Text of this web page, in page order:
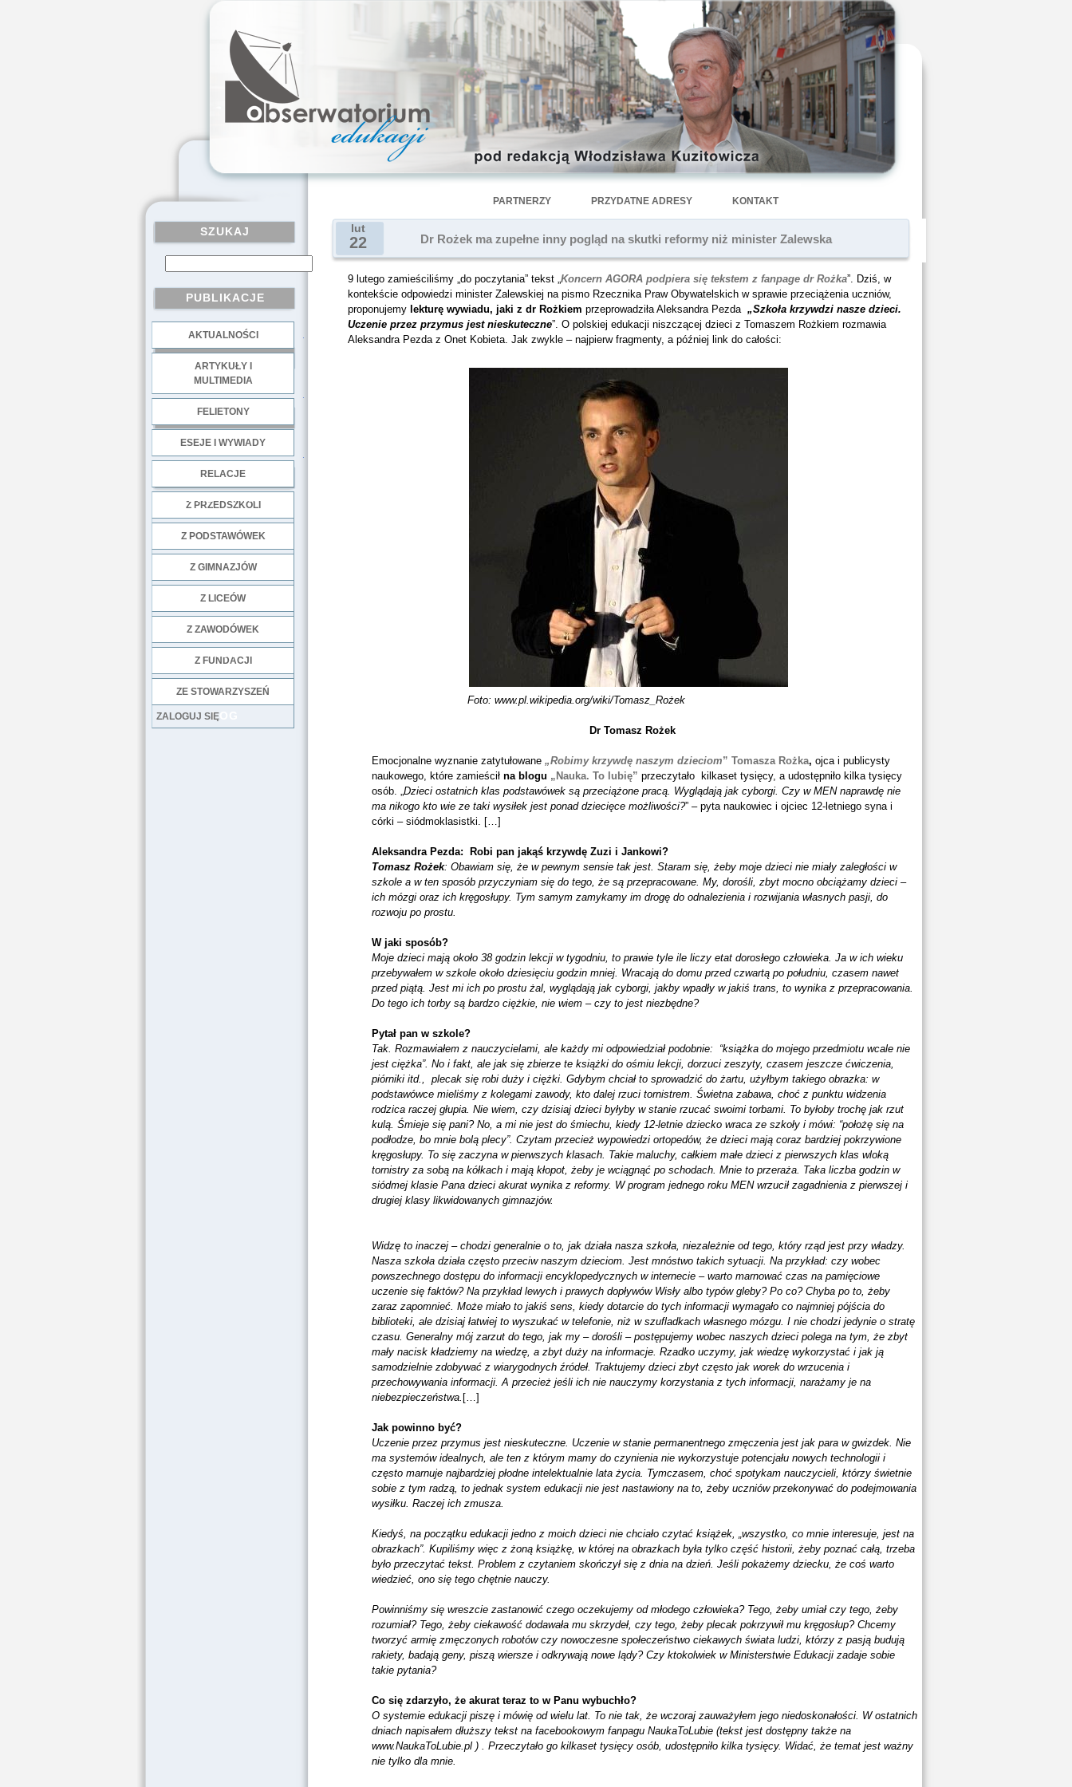
PARTNERZY PRZYDATNE ADRESY KONTAKT
SZUKAJ
PUBLIKACJE
AKTUALNOŚCI
ARTYKUŁY I
MULTIMEDIA
FELIETONY
ESEJE I WYWIADY
RELACJE
Z PRZEDSZKOLI
Z PODSTAWÓWEK
Z GIMNAZJÓW
Z LICEÓW
Z ZAWODÓWEK
Z FUNDACJI
ZE STOWARZYSZEŃ
LOG
ZALOGUJ SIĘ
lut
22 Dr Rożek ma zupełne inny pogląd na skutki reformy niż minister Zalewska
9 lutego zamieściliśmy „do poczytania” tekst „Koncern AGORA podpiera się tekstem z fanpage dr Rożka”. Dziś, w
kontekście odpowiedzi minister Zalewskiej na pismo Rzecznika Praw Obywatelskich w sprawie przeciążenia uczniów,
proponujemy lekturę wywiadu, jaki z dr Rożkiem przeprowadziła Aleksandra Pezda „Szkoła krzywdzi nasze dzieci.
Uczenie przez przymus jest nieskuteczne”. O polskiej edukacji niszczącej dzieci z Tomaszem Rożkiem rozmawia
Aleksandra Pezda z Onet Kobieta. Jak zwykle – najpierw fragmenty, a później link do całości:
Foto: www.pl.wikipedia.org/wiki/Tomasz_Rożek
Dr Tomasz Rożek
Emocjonalne wyznanie zatytułowane „Robimy krzywdę naszym dzieciom” Tomasza Rożka, ojca i publicysty
naukowego, które zamieścił na blogu „Nauka. To lubię” przeczytało kilkaset tysięcy, a udostępniło kilka tysięcy
osób. „Dzieci ostatnich klas podstawówek są przeciążone pracą. Wyglądają jak cyborgi. Czy w MEN naprawdę nie
ma nikogo kto wie ze taki wysiłek jest ponad dziecięce możliwości?” – pyta naukowiec i ojciec 12-letniego syna i
córki – siódmoklasistki. […]
Aleksandra Pezda: Robi pan jakąś krzywdę Zuzi i Jankowi?
Tomasz Rożek: Obawiam się, że w pewnym sensie tak jest. Staram się, żeby moje dzieci nie miały zaległości w
szkole a w ten sposób przyczyniam się do tego, że są przepracowane. My, dorośli, zbyt mocno obciążamy dzieci –
ich mózgi oraz ich kręgosłupy. Tym samym zamykamy im drogę do odnalezienia i rozwijania własnych pasji, do
rozwoju po prostu.
W jaki sposób?
Moje dzieci mają około 38 godzin lekcji w tygodniu, to prawie tyle ile liczy etat dorosłego człowieka. Ja w ich wieku
przebywałem w szkole około dziesięciu godzin mniej. Wracają do domu przed czwartą po południu, czasem nawet
przed piątą. Jest mi ich po prostu żal, wyglądają jak cyborgi, jakby wpadły w jakiś trans, to wynika z przepracowania.
Do tego ich torby są bardzo ciężkie, nie wiem – czy to jest niezbędne?
Pytał pan w szkole?
Tak. Rozmawiałem z nauczycielami, ale każdy mi odpowiedział podobnie: “książka do mojego przedmiotu wcale nie
jest ciężka”. No i fakt, ale jak się zbierze te książki do ośmiu lekcji, dorzuci zeszyty, czasem jeszcze ćwiczenia,
piórniki itd., plecak się robi duży i ciężki. Gdybym chciał to sprowadzić do żartu, użyłbym takiego obrazka: w
podstawówce mieliśmy z kolegami zawody, kto dalej rzuci tornistrem. Świetna zabawa, choć z punktu widzenia
rodzica raczej głupia. Nie wiem, czy dzisiaj dzieci byłyby w stanie rzucać swoimi torbami. To byłoby trochę jak rzut
kulą. Śmieje się pani? No, a mi nie jest do śmiechu, kiedy 12-letnie dziecko wraca ze szkoły i mówi: “położę się na
podłodze, bo mnie bolą plecy”. Czytam przecież wypowiedzi ortopedów, że dzieci mają coraz bardziej pokrzywione
kręgosłupy. To się zaczyna w pierwszych klasach. Takie maluchy, całkiem małe dzieci z pierwszych klas wloką
tornistry za sobą na kółkach i mają kłopot, żeby je wciągnąć po schodach. Mnie to przeraża. Taka liczba godzin w
siódmej klasie Pana dzieci akurat wynika z reformy. W program jednego roku MEN wrzucił zagadnienia z pierwszej i
drugiej klasy likwidowanych gimnazjów.
Widzę to inaczej – chodzi generalnie o to, jak działa nasza szkoła, niezależnie od tego, który rząd jest przy władzy.
Nasza szkoła działa często przeciw naszym dzieciom. Jest mnóstwo takich sytuacji. Na przykład: czy wobec
powszechnego dostępu do informacji encyklopedycznych w internecie – warto marnować czas na pamięciowe
uczenie się faktów? Na przykład lewych i prawych dopływów Wisły albo typów gleby? Po co? Chyba po to, żeby
zaraz zapomnieć. Może miało to jakiś sens, kiedy dotarcie do tych informacji wymagało co najmniej pójścia do
biblioteki, ale dzisiaj łatwiej to wyszukać w telefonie, niż w szufladkach własnego mózgu. I nie chodzi jedynie o stratę
czasu. Generalny mój zarzut do tego, jak my – dorośli – postępujemy wobec naszych dzieci polega na tym, że zbyt
mały nacisk kładziemy na wiedzę, a zbyt duży na informacje. Rzadko uczymy, jak wiedzę wykorzystać i jak ją
samodzielnie zdobywać z wiarygodnych źródeł. Traktujemy dzieci zbyt często jak worek do wrzucenia i
przechowywania informacji. A przecież jeśli ich nie nauczymy korzystania z tych informacji, narażamy je na
niebezpieczeństwa. […]
Jak powinno być?
Uczenie przez przymus jest nieskuteczne. Uczenie w stanie permanentnego zmęczenia jest jak para w gwizdek. Nie
ma systemów idealnych, ale ten z którym mamy do czynienia nie wykorzystuje potencjału nowych technologii i
często marnuje najbardziej płodne intelektualnie lata życia. Tymczasem, choć spotykam nauczycieli, którzy świetnie
sobie z tym radzą, to jednak system edukacji nie jest nastawiony na to, żeby uczniów przekonywać do podejmowania
wysiłku. Raczej ich zmusza.
Kiedyś, na początku edukacji jedno z moich dzieci nie chciało czytać książek, „wszystko, co mnie interesuje, jest na
obrazkach”. Kupiliśmy więc z żoną książkę, w której na obrazkach była tylko część historii, żeby poznać całą, trzeba
było przeczytać tekst. Problem z czytaniem skończył się z dnia na dzień. Jeśli pokażemy dziecku, że coś warto
wiedzieć, ono się tego chętnie nauczy.
Powinniśmy się wreszcie zastanowić czego oczekujemy od młodego człowieka? Tego, żeby umiał czy tego, żeby
rozumiał? Tego, żeby ciekawość dodawała mu skrzydeł, czy tego, żeby plecak pokrzywił mu kręgosłup? Chcemy
tworzyć armię zmęczonych robotów czy nowoczesne społeczeństwo ciekawych świata ludzi, którzy z pasją budują
rakiety, badają geny, piszą wiersze i odkrywają nowe lądy? Czy ktokolwiek w Ministerstwie Edukacji zadaje sobie
takie pytania?
Co się zdarzyło, że akurat teraz to w Panu wybuchło?
O systemie edukacji piszę i mówię od wielu lat. To nie tak, że wczoraj zauważyłem jego niedoskonałości. W ostatnich
dniach napisałem dłuższy tekst na facebookowym fanpagu NaukaToLubie (tekst jest dostępny także na
www.NaukaToLubie.pl ) . Przeczytało go kilkaset tysięcy osób, udostępniło kilka tysięcy. Widać, że temat jest ważny
nie tylko dla mnie.